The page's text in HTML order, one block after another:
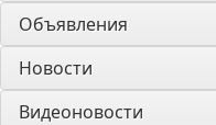
Объявления
Новости
Видеоновости